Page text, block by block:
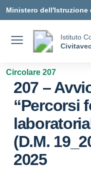
Ministero dell'Istruzione
Istituto
Circolare 207
207 –
“Percorsi
(D.M.
2025